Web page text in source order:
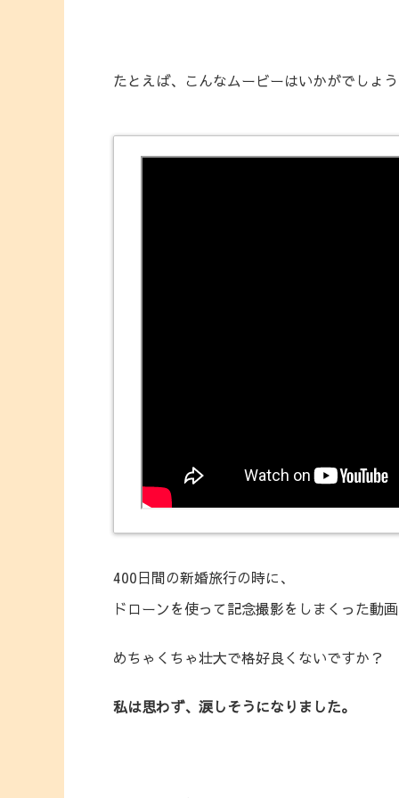
たとえば、こんなムービーはいかがでしょ
400日間の新婚旅行の時に、
ドローンを使って記念撮影をしまくった動
めちゃくちゃ壮大で格好良くないですか？
私は思わず、涙しそうになりました。